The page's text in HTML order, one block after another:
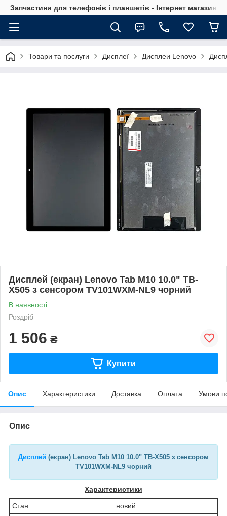
Запчастини для телефонів і планшетів - Інтернет магазин
Товари та послуги Дисплеї Дисплеи Lenovo
Дисплей (екран) Lenovo Tab M10 10.0" TB-
X505 з сенсором TV101WXM-NL9 чорний
В наявності
Роздріб
1 506 ₴
Купити
Опис Характеристики Доставка Оплата Умови
Опис
Дисплей (екран) Lenovo Tab M10 10.0" TB-X505 з сенсором
TV101WXM-NL9 чорний
Характеристики
Стан
новий